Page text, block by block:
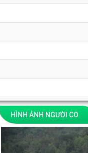
HÌNH ẢNH NGƯỜI CO
Previous